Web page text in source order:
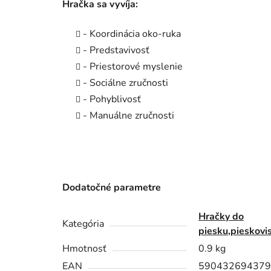
Hračka sa vyvíja:
- Koordinácia oko-ruka
- Predstavivosť
- Priestorové myslenie
- Sociálne zručnosti
- Pohyblivosť
- Manuálne zručnosti
Dodatočné parametre
Kategória
Hračky do
Hmotnosť
0.9 kg
EAN